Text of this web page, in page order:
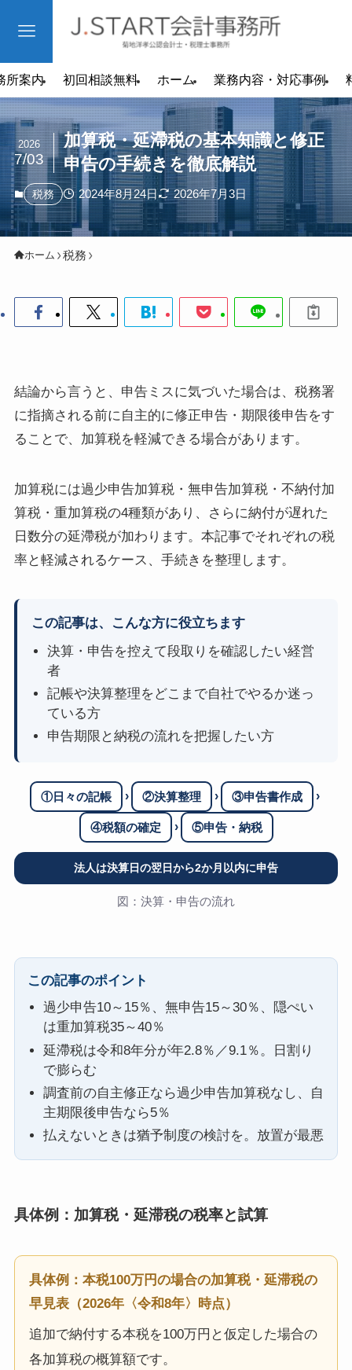
所案内 初回相談無料 ホーム 業務内容・対応事例
加算税・延滯税の基本知識と修正
申告の手続きを徹底解説
2026
7/03
税務 2024年8月24日 2026年7月3日
ホーム 税務
結論から言うと、申告ミスに気づいた場合は、税務署
に指摘される前に自主的に修正申告・期限後申告をす
ることで、加算税を軽減できる場合があります。
加算税には過少申告加算税・無申告加算税・不納付加
算税・重加算税の4種類があり、さらに納付が遅れた
日数分の延滯税が加わります。本記事でそれぞれの税
率と軽減されるケース、手続きを整理します。
この記事は、こんな方に役立ちます
決算・申告を控えて段取りを確認したい経営
者
記帳や決算整理をどこまで自社でやるか迷っ
ている方
申告期限と納税の流れを把握したい方
①日々の記帳 › ②決算整理 › ③申告書作成 ›
④税額の確定 › ⑤申告・納税
法人は決算日の翌日から2か月以内に申告
図：決算・申告の流れ
この記事のポイント
過少申告10～15％、無申告15～30％、隠ぺい
は重加算税35～40％
延滯税は令和8年分が年2.8％／9.1％。日割り
で膨らむ
調査前の自主修正なら過少申告加算税なし、自
主期限後申告なら5％
払えないときは猶予制度の検討を。放置が最悪
具体例：加算税・延滞税の税率と試算
具体例：本税100万円の場合の加算税・延滞税の
早見表（2026年〈令和8年〉時点）
追加で納付する本税を100万円と仮定した場合の
各加算税の概算額です。